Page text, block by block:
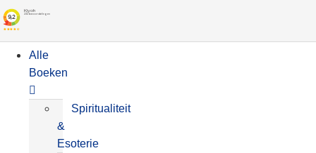
Alle
Boeken
Spiritualiteit
&
Esoterie